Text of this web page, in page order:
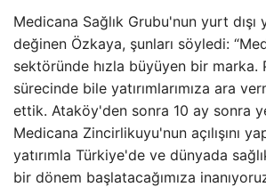
Medicana Sağlık Grubu'nun yurt dışı
değinen Özkaya, şunları söyledi:
sektöründe hızla büyüyen bir marka.
sürecinde bile yatırımlarımıza ara
ettik. Ataköy'den sonra 10 ay sonra
Medicana Zincirlikuyu'nun açılışını
yatırımla Türkiye'de ve dünyada
bir dönem başlatacağımıza